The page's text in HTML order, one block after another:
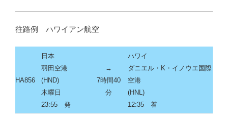
往路例 ハワイアン航空
HA856
日本
羽田空港
(HND)
木曜日
23:55 発
→
7時間40
分
ハワイ
ダニエル・K・イノウエ国際
空港
(HNL)
12:35 着